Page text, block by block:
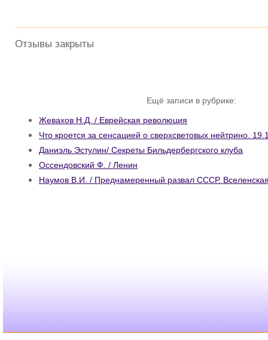
Отзывы закрыты
Ещё записи в рубрике:
Жевахов Н.Д. / Еврейская революция
Что кроется за сенсацией о сверхсветовых нейтрино.
Даниэль Эстулин/ Секреты Бильдербергского клуба
Оссендовский Ф. / Ленин
Наумов В.И. / Преднамеренный развал СССР.